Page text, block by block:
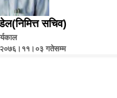
सचिव)
२०७६।११।०३ गतेसम्म